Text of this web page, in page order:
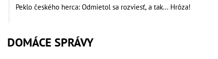
Peklo českého herca: Odmietol sa rozviesť, a tak... Hrôza!
DOMÁCE SPRÁVY